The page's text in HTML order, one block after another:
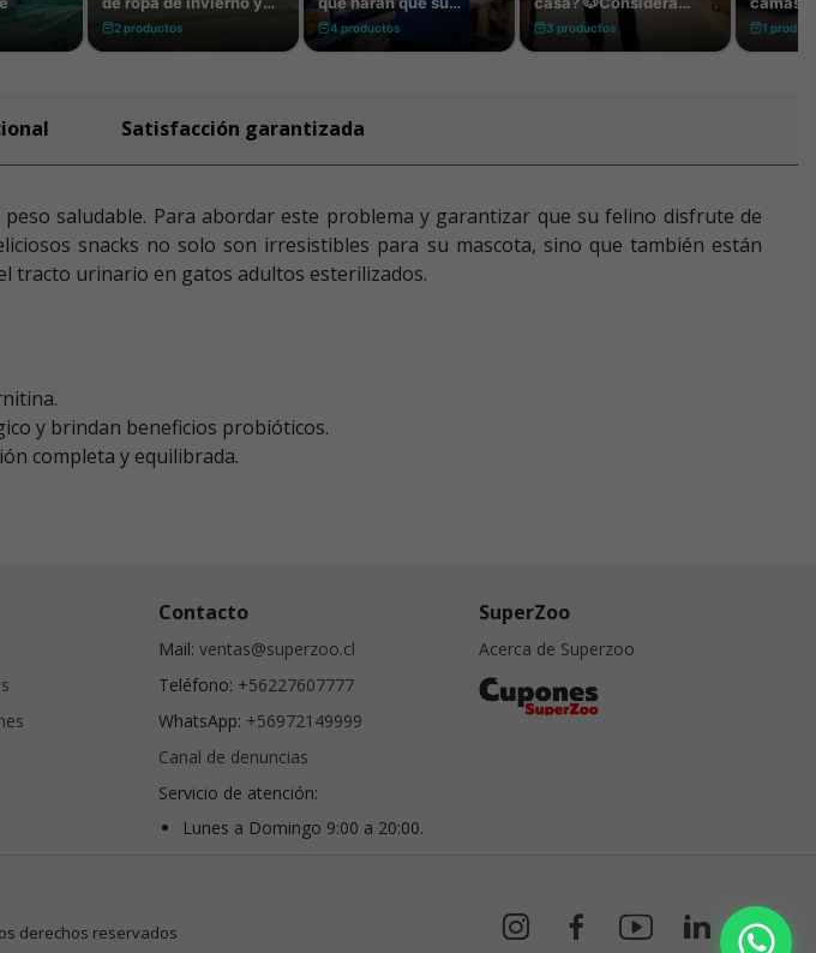
Satisfacción garantizada
saludable. Para abordar este problema y garantizar que su felino disfrute de
snacks no solo son irresistibles para su mascota, sino que también están
tracto urinario en gatos adultos esterilizados.
y brindan beneficios probióticos.
completa y equilibrada.
Contacto
Mail: ventas@superzoo.cl
Teléfono: +56227607777
WhatsApp: +56972149999
Canal de denuncias
Servicio de atención:
Lunes a Domingo 9:00 a 20:00.
SuperZoo
Acerca de Superzoo
derechos reservados